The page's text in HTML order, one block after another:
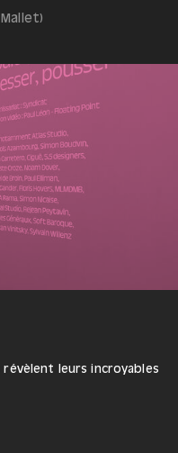
leurs incroyables